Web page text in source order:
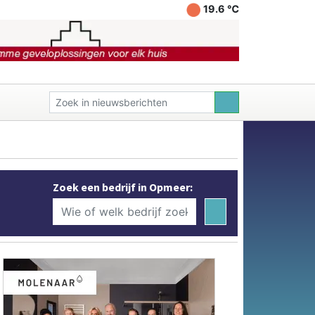
19.6 ℃
Zoek een bedrijf in Opmeer: